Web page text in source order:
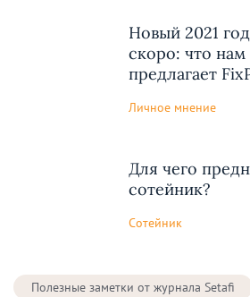
Новый 2021
скоро: что нам
предлагает
Личное мнение
Для чего
сотейник?
Сотейник
Полезные заметки от журнала Setafi